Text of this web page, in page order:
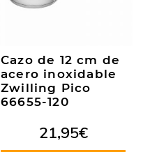
Cazo de 12 cm de
acero inoxidable
Zwilling Pico
66655-120
21,95€